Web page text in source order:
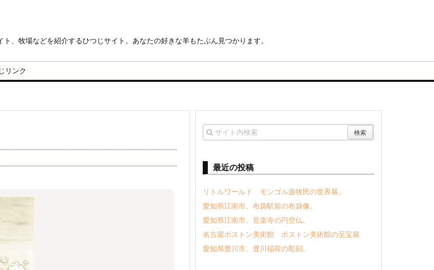
、牧場などを紹介するひつじサイト。あなたの好きな羊もたぶん見つかります。
リンク
最近の投稿
リトルワールド モンゴル遊牧民の世界展。
愛知県江南市、布袋駅前の布袋像。
愛知県江南市、音楽寺の円空仏。
名古屋ボストン美術館 ボストン美術館の至宝展
愛知県豊川市、豊川稲荷の彫刻。